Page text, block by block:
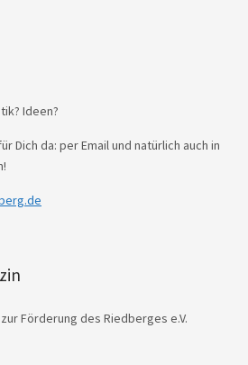
Ideen?
Dich da: per Email und natürlich auch in
Förderung des Riedberges e.V.